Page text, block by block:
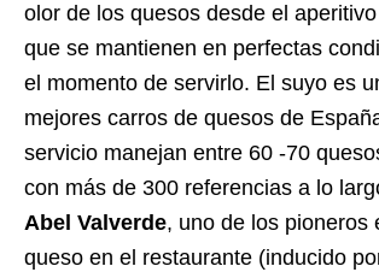
olor de los quesos desde el
que se mantienen en perfectas
el momento de servirlo. El suyo es
mejores carros de quesos de
servicio manejan entre 60 -70
con más de 300 referencias a lo
Abel Valverde, uno de los pioneros
queso en el restaurante (inducido